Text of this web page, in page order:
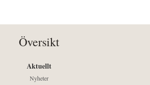
Översikt
Aktuellt
Nyheter